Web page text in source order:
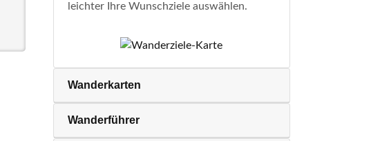
leichter Ihre Wunschziele auswählen.
Wanderkarten
Wanderführer